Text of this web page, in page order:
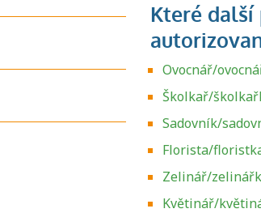
Ovocnář/
Školkař/
Sadovník/
Florista/
Zelinář/
Květinář/